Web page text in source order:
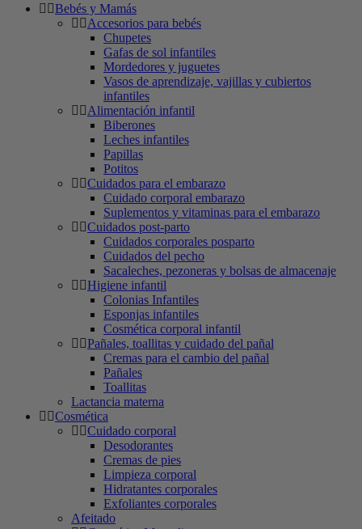
Bebés y Mamás
Accesorios para bebés
Chupetes
Gafas de sol infantiles
Mordedores y juguetes
Vasos de aprendizaje, vajillas y cubiertos
infantiles
Alimentación infantil
Biberones
Leches infantiles
Papillas
Potitos
Cuidados para el embarazo
Cuidado corporal embarazo
Suplementos y vitaminas para el embarazo
Cuidados post-parto
Cuidados corporales posparto
Cuidados del pecho
Sacaleches, pezoneras y bolsas de almacenaje
Higiene infantil
Colonias Infantiles
Esponjas infantiles
Cosmética corporal infantil
Pañales, toallitas y cuidado del pañal
Cremas para el cambio del pañal
Pañales
Toallitas
Lactancia materna
Cosmética
Cuidado corporal
Desodorantes
Cremas de pies
Limpieza corporal
Hidratantes corporales
Exfoliantes corporales
Afeitado